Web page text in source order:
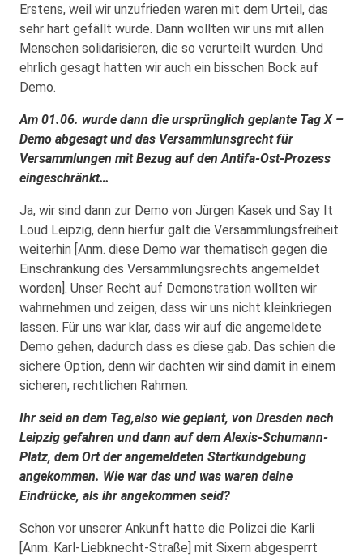
Erstens, weil wir unzufrieden waren mit dem Urteil, das
sehr hart gefällt wurde. Dann wollten wir uns mit allen
Menschen solidarisieren, die so verurteilt wurden. Und
ehrlich gesagt hatten wir auch ein bisschen Bock auf
Demo.
Am 01.06. wurde dann die ursprünglich geplante Tag X –
Demo abgesagt und das Versammlunsgrecht für
Versammlungen mit Bezug auf den Antifa-Ost-Prozess
eingeschränkt…
Ja, wir sind dann zur Demo von Jürgen Kasek und Say It
Loud Leipzig, denn hierfür galt die Versammlungsfreiheit
weiterhin [Anm. diese Demo war thematisch gegen die
Einschränkung des Versammlungsrechts angemeldet
worden]. Unser Recht auf Demonstration wollten wir
wahrnehmen und zeigen, dass wir uns nicht kleinkriegen
lassen. Für uns war klar, dass wir auf die angemeldete
Demo gehen, dadurch dass es diese gab. Das schien die
sichere Option, denn wir dachten wir sind damit in einem
sicheren, rechtlichen Rahmen.
Ihr seid an dem Tag,also wie geplant, von Dresden nach
Leipzig gefahren und dann auf dem Alexis-Schumann-
Platz, dem Ort der angemeldeten Startkundgebung
angekommen. Wie war das und was waren deine
Eindrücke, als ihr angekommen seid?
Schon vor unserer Ankunft hatte die Polizei die Karli
[Anm. Karl-Liebknecht-Straße] mit Sixern abgesperrt